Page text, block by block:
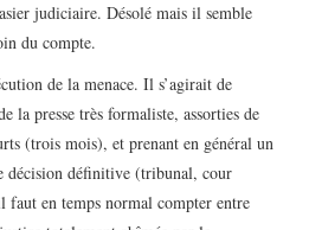
judiciaire. Désolé mais il semble
du compte.
de la menace. Il s’agirait de
la presse très formaliste, assorties de
(trois mois), et prenant en général un
décision définitive (tribunal, cour
faut en temps normal compter entre